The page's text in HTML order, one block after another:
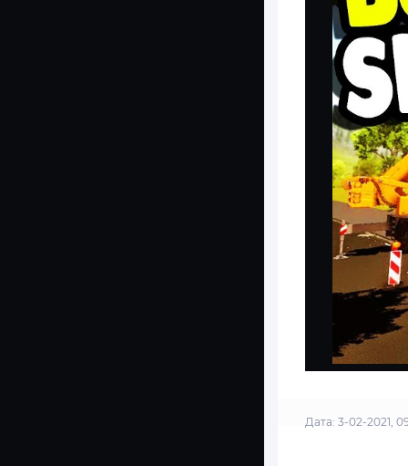
Дата: 3-02-2021,